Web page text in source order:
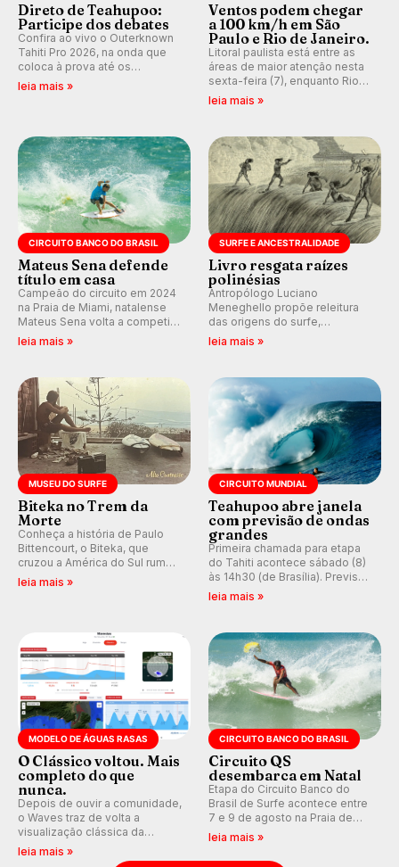
Direto de Teahupoo:
Participe dos debates
Confira ao vivo o Outerknown
Tahiti Pro 2026, na onda que
coloca à prova até os
melhores surfistas do mundo.
leia mais »
Ventos podem chegar
a 100 km/h em São
Paulo e Rio de Janeiro.
Litoral paulista está entre as
áreas de maior atenção nesta
sexta-feira (7), enquanto Rio
de Janeiro também recebe
km/h em Itanhaém.
leia mais »
CIRCUITO BANCO DO BRASIL
Mateus Sena defende
título em casa
Campeão do circuito em 2024
na Praia de Miami, natalense
Mateus Sena volta a competir
em casa em busca de manter a
leia mais »
SURFE E ANCESTRALIDADE
Livro resgata raízes
polinésias
Antropólogo Luciano
Meneghello propõe releitura
das origens do surfe,
resgatando a cultura polinésia
prática em esporte e indústria.
leia mais »
MUSEU DO SURFE
Biteka no Trem da
Morte
Conheça a história de Paulo
Bittencourt, o Biteka, que
cruzou a América do Sul rumo
ao Pacífico em uma jornada
leia mais »
CIRCUITO MUNDIAL
Teahupoo abre janela
com previsão de ondas
grandes
Primeira chamada para etapa
do Tahiti acontece sábado (8)
às 14h30 (de Brasília). Previsão
indica swell consistente.
Kelly Slater convidado.
leia mais »
MODELO DE ÁGUAS RASAS
O Clássico voltou. Mais
completo do que
nunca.
Depois de ouvir a comunidade,
o Waves traz de volta a
visualização clássica da
previsão de águas rasas,
agora integrada à nova
leia mais »
CIRCUITO BANCO DO BRASIL
Circuito QS
desembarca em Natal
Etapa do Circuito Banco do
Brasil de Surfe acontece entre
7 e 9 de agosto na Praia de
Miami (RN), em disputas
(QS) 4.000 e pela corrida por
leia mais »